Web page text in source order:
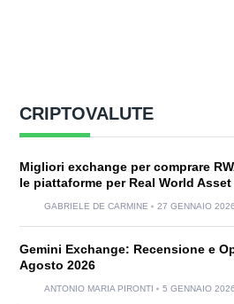
CRIPTOVALUTE
Migliori exchange per comprare
le piattaforme per Real World Asset
GABRIELE DE CARMINE 27 GENNAIO 2026
Gemini Exchange: Recensione e
Agosto 2026
ANTONIO MARIA PIRONTI 5 GENNAIO 2026